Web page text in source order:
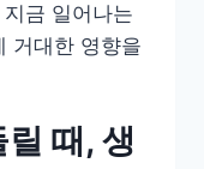
금 일어나는
거대한 영향을
때, 생